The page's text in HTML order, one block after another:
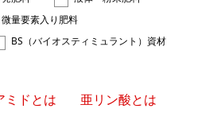
微量要素入り肥料
BS（バイオスティミュラント）資材
ミドとは 亜リン酸とは